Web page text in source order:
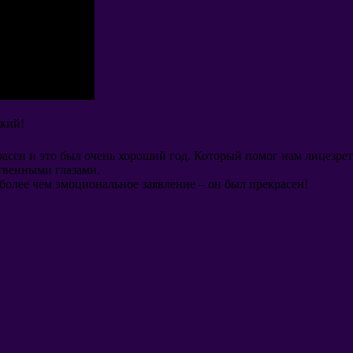
!
и это был очень хороший год. Который помог нам
глазами.
чем эмоциональное заявление – он был прекрасен!